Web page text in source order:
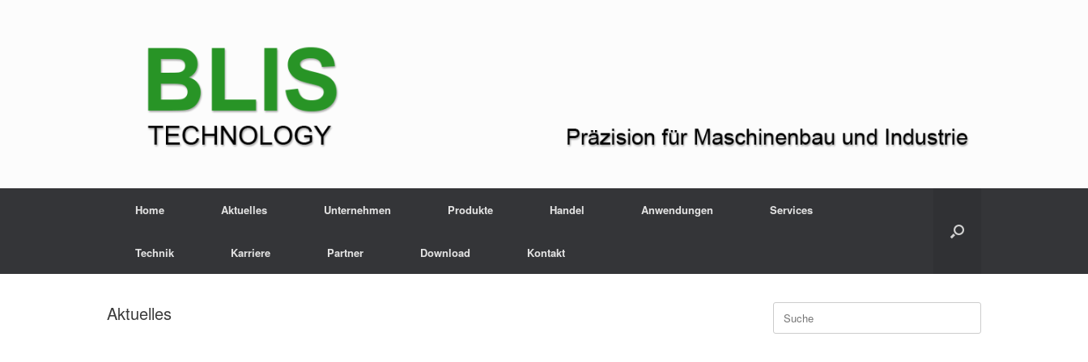
Home Aktuelles Unternehmen Produkte Handel Anwendungen Services
Technik Karriere Partner Download Kontakt
Aktuelles
nach: